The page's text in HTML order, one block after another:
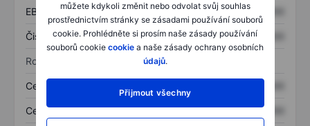
můžete kdykoli změnit nebo odvolat svůj souhlas
prostřednictvím stránky se zásadami používání souborů
cookie. Prohlédněte si prosím naše zásady používání
souborů cookie cookie a naše zásady ochrany osobních
údajů.
Přijmout všechny
EBITDA XXXXXXX XXXXXXX
Čistý příjem XXXXXXX XXXXXXX
Rozvaha
Celková aktiva
Celkový dluh XXXXXXX XXXXXXX